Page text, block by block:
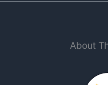
About